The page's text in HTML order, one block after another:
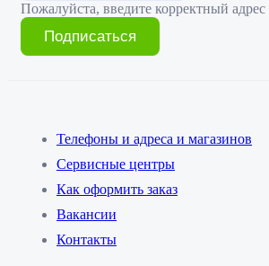
Пожалуйста, введите корректный адрес
Подписаться
Телефоны и адреса и магазинов
Сервисные центры
Как оформить заказ
Вакансии
Контакты